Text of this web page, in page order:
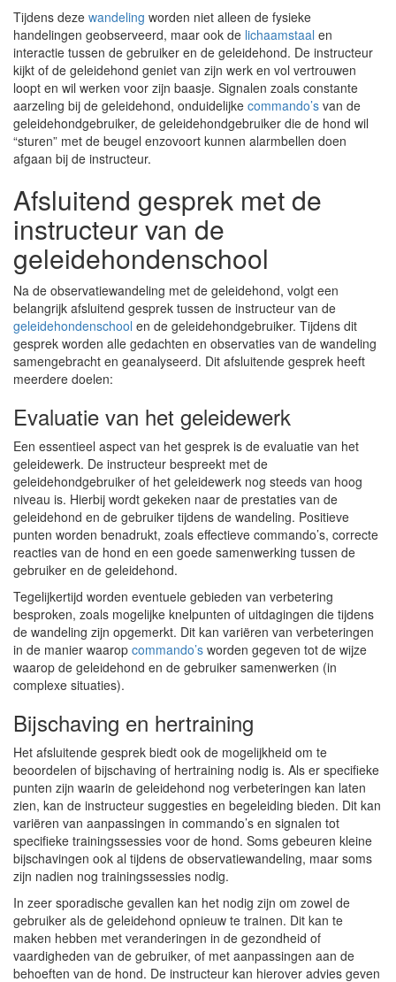
Tijdens deze wandeling worden niet alleen de fysieke
handelingen geobserveerd, maar ook de lichaamstaal en
interactie tussen de gebruiker en de geleidehond. De instructeur
kijkt of de geleidehond geniet van zijn werk en vol vertrouwen
loopt en wil werken voor zijn baasje. Signalen zoals constante
aarzeling bij de geleidehond, onduidelijke commando’s van de
geleidehondgebruiker, de geleidehondgebruiker die de hond wil
“sturen” met de beugel enzovoort kunnen alarmbellen doen
afgaan bij de instructeur.
Afsluitend gesprek met de
instructeur van de
geleidehondenschool
Na de observatiewandeling met de geleidehond, volgt een
belangrijk afsluitend gesprek tussen de instructeur van de
geleidehondenschool en de geleidehondgebruiker. Tijdens dit
gesprek worden alle gedachten en observaties van de wandeling
samengebracht en geanalyseerd. Dit afsluitende gesprek heeft
meerdere doelen:
Evaluatie van het geleidewerk
Een essentieel aspect van het gesprek is de evaluatie van het
geleidewerk. De instructeur bespreekt met de
geleidehondgebruiker of het geleidewerk nog steeds van hoog
niveau is. Hierbij wordt gekeken naar de prestaties van de
geleidehond en de gebruiker tijdens de wandeling. Positieve
punten worden benadrukt, zoals effectieve commando’s, correcte
reacties van de hond en een goede samenwerking tussen de
gebruiker en de geleidehond.
Tegelijkertijd worden eventuele gebieden van verbetering
besproken, zoals mogelijke knelpunten of uitdagingen die tijdens
de wandeling zijn opgemerkt. Dit kan variëren van verbeteringen
in de manier waarop commando’s worden gegeven tot de wijze
waarop de geleidehond en de gebruiker samenwerken (in
complexe situaties).
Bijschaving en hertraining
Het afsluitende gesprek biedt ook de mogelijkheid om te
beoordelen of bijschaving of hertraining nodig is. Als er specifieke
punten zijn waarin de geleidehond nog verbeteringen kan laten
zien, kan de instructeur suggesties en begeleiding bieden. Dit kan
variëren van aanpassingen in commando’s en signalen tot
specifieke trainingssessies voor de hond. Soms gebeuren kleine
bijschavingen ook al tijdens de observatiewandeling, maar soms
zijn nadien nog trainingssessies nodig.
In zeer sporadische gevallen kan het nodig zijn om zowel de
gebruiker als de geleidehond opnieuw te trainen. Dit kan te
maken hebben met veranderingen in de gezondheid of
vaardigheden van de gebruiker, of met aanpassingen aan de
behoeften van de hond. De instructeur kan hierover advies geven